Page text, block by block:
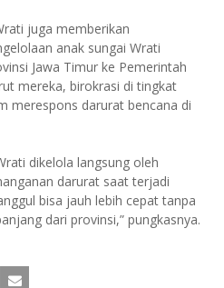
juga memberikan
anak sungai Wrati
Jawa Timur ke Pemerintah
mereka, birokrasi di tingkat
merespons darurat bencana di
dikelola langsung oleh
darurat saat terjadi
bisa jauh lebih cepat tanpa
dari provinsi,” pungkasnya.